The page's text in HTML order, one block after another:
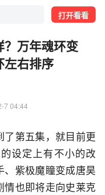
打开看看
？万年魂环变
左右排序
7 04:44
了第五集，就目前更
设定上有不小的改
、紫极魔瞳变成唐昊
情也即将走向史莱克